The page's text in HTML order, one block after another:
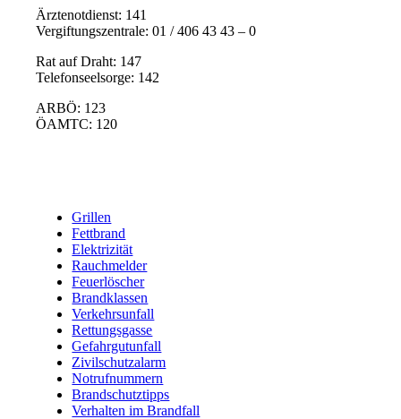
Ärztenotdienst: 141
Vergiftungszentrale: 01 / 406 43 43 – 0
Rat auf Draht: 147
Telefonseelsorge: 142
ARBÖ: 123
ÖAMTC: 120
Grillen
Fettbrand
Elektrizität
Rauchmelder
Feuerlöscher
Brandklassen
Verkehrsunfall
Rettungsgasse
Gefahrgutunfall
Zivilschutzalarm
Notrufnummern
Brandschutztipps
Verhalten im Brandfall